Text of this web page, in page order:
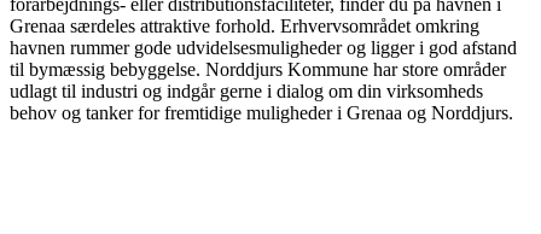
forarbejdnings- eller distributionsfaciliteter, finder du på havnen i
Grenaa særdeles attraktive forhold. Erhvervsområdet omkring
havnen rummer gode udvidelsesmuligheder og ligger i god afstand
til bymæssig bebyggelse. Norddjurs Kommune har store områder
udlagt til industri og indgår gerne i dialog om din virksomheds
behov og tanker for fremtidige muligheder i Grenaa og Norddjurs.